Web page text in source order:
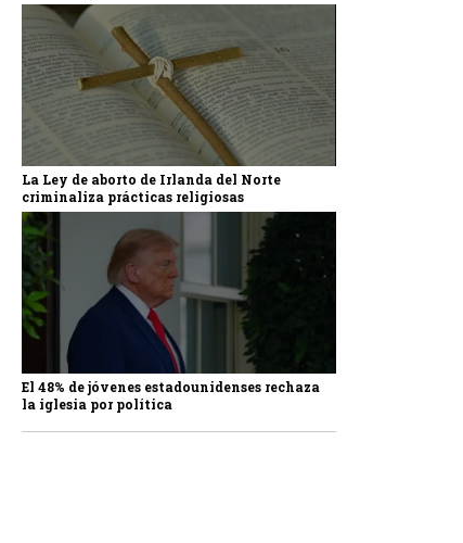
La Ley de aborto de Irlanda del Norte
criminaliza prácticas religiosas
El 48% de jóvenes estadounidenses rechaza
la iglesia por política